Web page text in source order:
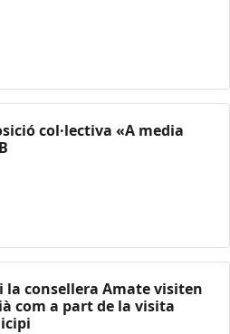
col·lectiva «A media
la consellera Amate visiten
com a part de la visita